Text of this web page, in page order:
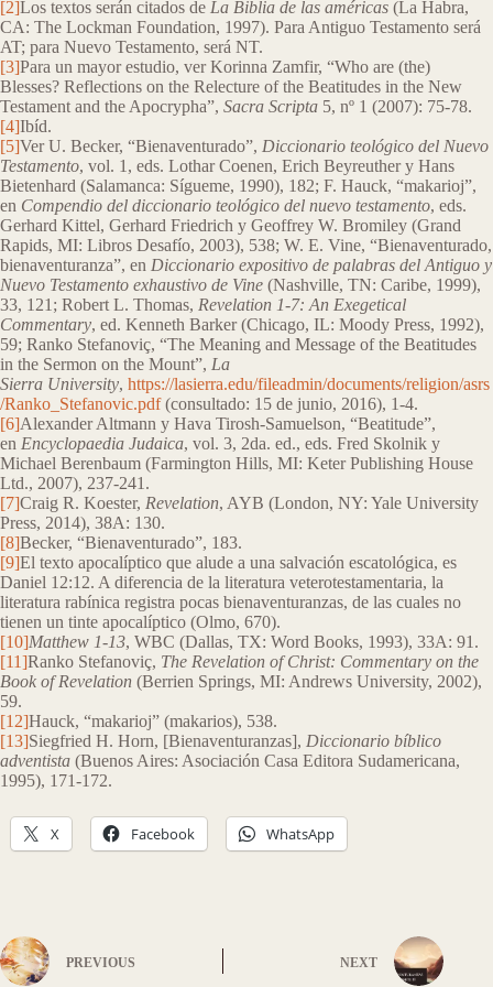
[2]Los textos serán citados de La Biblia de las américas (La Habra,
CA: The Lockman Foundation, 1997). Para Antiguo Testamento será
AT; para Nuevo Testamento, será NT.
[3]Para un mayor estudio, ver Korinna Zamfir, “Who are (the)
Blesses? Reflections on the Relecture of the Beatitudes in the New
Testament and the Apocrypha”, Sacra Scripta 5, nº 1 (2007): 75-78.
[4]Ibíd.
[5]Ver U. Becker, “Bienaventurado”, Diccionario teológico del Nuevo
Testamento, vol. 1, eds. Lothar Coenen, Erich Beyreuther y Hans
Bietenhard (Salamanca: Sígueme, 1990), 182; F. Hauck, “makarioj”,
en Compendio del diccionario teológico del nuevo testamento, eds.
Gerhard Kittel, Gerhard Friedrich y Geoffrey W. Bromiley (Grand
Rapids, MI: Libros Desafío, 2003), 538; W. E. Vine, “Bienaventurado,
bienaventuranza”, en Diccionario expositivo de palabras del Antiguo y
Nuevo Testamento exhaustivo de Vine (Nashville, TN: Caribe, 1999),
33, 121; Robert L. Thomas, Revelation 1-7: An Exegetical
Commentary, ed. Kenneth Barker (Chicago, IL: Moody Press, 1992),
59; Ranko Stefanoviç, “The Meaning and Message of the Beatitudes
in the Sermon on the Mount”, La
Sierra University, https://lasierra.edu/fileadmin/documents/religion/asrs
/Ranko_Stefanovic.pdf(consultado: 15 de junio, 2016), 1-4.
[6]Alexander Altmann y Hava Tirosh-Samuelson, “Beatitude”,
en Encyclopaedia Judaica, vol. 3, 2da. ed., eds. Fred Skolnik y
Michael Berenbaum (Farmington Hills, MI: Keter Publishing House
Ltd., 2007), 237-241.
[7]Craig R. Koester, Revelation, AYB (London, NY: Yale University
Press, 2014), 38A: 130.
[8]Becker, “Bienaventurado”, 183.
[9]El texto apocalíptico que alude a una salvación escatológica, es
Daniel 12:12. A diferencia de la literatura veterotestamentaria, la
literatura rabínica registra pocas bienaventuranzas, de las cuales no
tienen un tinte apocalíptico (Olmo, 670).
[10]Matthew 1-13, WBC (Dallas, TX: Word Books, 1993), 33A: 91.
[11]Ranko Stefanoviç, The Revelation of Christ: Commentary on the
Book of Revelation (Berrien Springs, MI: Andrews University, 2002),
59.
[12]Hauck, “makarioj” (makarios), 538.
[13]Siegfried H. Horn, [Bienaventuranzas], Diccionario bíblico
adventista (Buenos Aires: Asociación Casa Editora Sudamericana,
1995), 171-172.
X Facebook WhatsApp
PREVIOUS NEXT